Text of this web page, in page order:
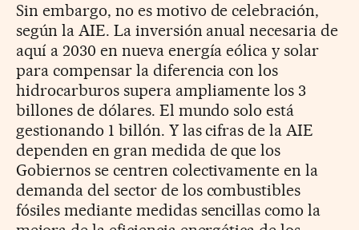
Sin embargo, no es motivo de celebración,
según la AIE. La inversión anual necesaria de
aquí a 2030 en nueva energía eólica y solar
para compensar la diferencia con los
hidrocarburos supera ampliamente los 3
billones de dólares. El mundo solo está
gestionando 1 billón. Y las cifras de la AIE
dependen en gran medida de que los
Gobiernos se centren colectivamente en la
demanda del sector de los combustibles
fósiles mediante medidas sencillas como la